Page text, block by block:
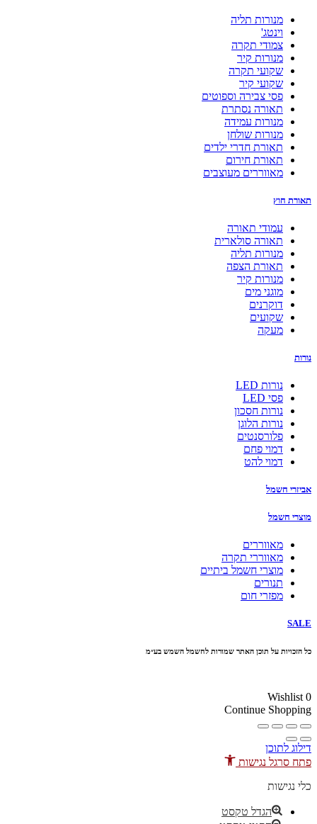
מנורות תליה
וינטג'
צמודי תקרה
מנורות קיר
שקועי תקרה
שקועי קיר
פסי צבירה וספוטים
תאורה נסתרת
מנורות עמידה
מנורות שולחן
תאורת חדרי ילדים
תאורת חירום
מאווררים מעוצבים
תאורת חוץ
עמודי תאורה
תאורה סולארית
מנורות תליה
תאורת הצפה
מנורות קיר
מוגני מים
דוקרנים
שקועים
מעקה
נורות
נורות LED
פסי LED
נורות חסכון
נורות הלוגן
פלורסנטים
דמוי פחם
דמוי להט
אביזרי חשמל
מוצרי חשמל
מאווררים
מאווררי תקרה
מוצרי חשמל ביתיים
תנורים
מפזרי חום
SALE
כל הזכויות על תוכן האתר שמורות לחשמל השמש בע״מ
Wishlist 0
Continue Shopping
דילוג לתוכן
פתח סרגל נגישות
כלי נגישות
הגדל טקסט